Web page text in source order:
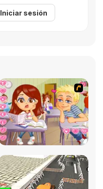
Iniciar sesión